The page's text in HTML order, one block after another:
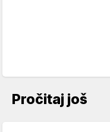
Pročitaj još